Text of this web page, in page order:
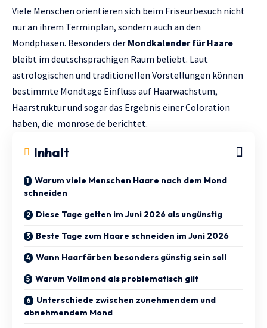
Viele Menschen orientieren sich beim Friseurbesuch nicht
nur an ihrem Terminplan, sondern auch an den
Mondphasen. Besonders der Mondkalender für Haare
bleibt im deutschsprachigen Raum beliebt. Laut
astrologischen und traditionellen Vorstellungen können
bestimmte Mondtage Einfluss auf Haarwachstum,
Haarstruktur und sogar das Ergebnis einer Coloration
haben, die monrose.de berichtet.
Inhalt
Warum viele Menschen Haare nach dem Mond
schneiden
Diese Tage gelten im Juni 2026 als ungünstig
Beste Tage zum Haare schneiden im Juni 2026
Wann Haarfärben besonders günstig sein soll
Warum Vollmond als problematisch gilt
Unterschiede zwischen zunehmendem und
abnehmendem Mond